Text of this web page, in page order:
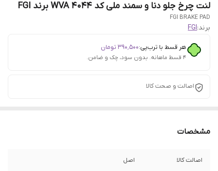
لنت چرخ جلو دنا و سمند ملی کد WVA 4044 برند FGI
FGI BRAKE PAD
برند:FGI
هر قسط با ترب‌پی:۳۹۰٬۵۰۰ تومان
۴ قسط ماهانه. بدون سود، چک و ضامن.
اصالت و صحت کالا
مشخصات
اصالت کالا اصل